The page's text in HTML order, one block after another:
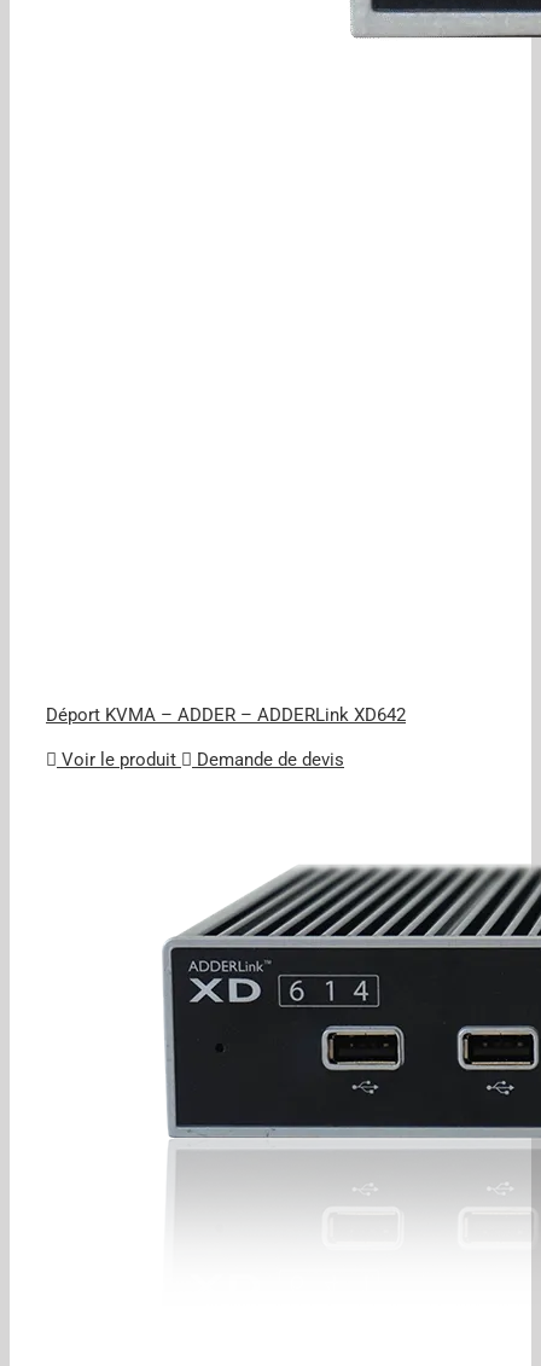
Déport KVMA – ADDER – ADDERLink XD642
Voir le produit Demande de devis